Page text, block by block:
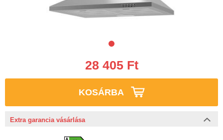
28 405 Ft
KOSÁRBA
Extra garancia vásárlása